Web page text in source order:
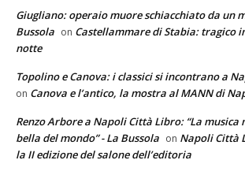
Giugliano: operaio muore schiacchiato da un
Bussola on Castellammare di Stabia: tragico
notte
Topolino e Canova: i classici si incontrano a
on Canova e l’antico, la mostra al MANN di
Renzo Arbore a Napoli Città Libro: “La
bella del mondo” - La Bussola on Napoli Città
la II edizione del salone dell’editoria